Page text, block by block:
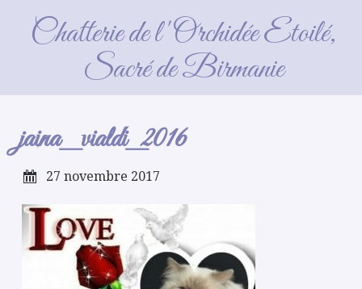
Chatterie de l'Orchidée Etoilé,
Sacré de Birmanie
jaina_vialdi_2016
jaina_vialdi_2016
27 novembre 2017